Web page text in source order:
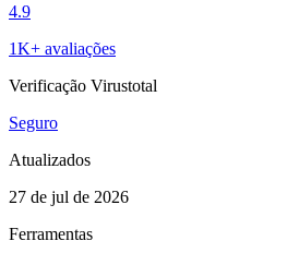
4.9
1K+ avaliações
Verificação Virustotal
Seguro
Atualizados
27 de jul de 2026
Ferramentas